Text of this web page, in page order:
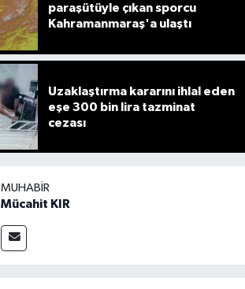
paraşütüyle çıkan sporcu
Kahramanmaraş'a ulaştı
Uzaklaştırma kararını ihlal eden
eşe 300 bin lira tazminat
cezası
MUHABIR
Mücahit KIR